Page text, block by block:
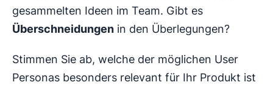
gesammelten Ideen im Team. Gibt es
Überschneidungen in den Überlegungen?
Stimmen Sie ab, welche der möglichen User
Personas besonders relevant für Ihr Produkt ist